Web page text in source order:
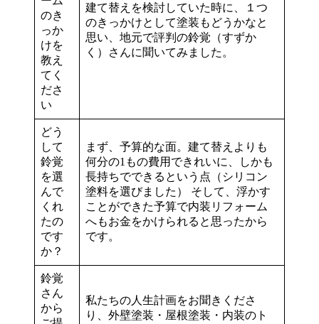
のき
っか
けを
教え
てく
ださ
い
建て替えを検討していた時に、１つ
のきっかけとして塗装もどうかなと
思い、地元で評判の鈴覚（すずか
く）さんに聞いてみました。
どう
して
鈴覚
を選
んで
くれ
たの
です
か？
まず、予算的な面。建て替えよりも
何分の1もの費用できれいに、しかも
長持ちでできるという点（シリコン
塗料を選びました） そして、浮かす
ことができた予算で内装リフォーム
へもお金をかけられると思ったから
です。
鈴覚
さん
から
私たちの人生計画をお聞きくださ
り、外壁塗装・屋根塗装・内装のト